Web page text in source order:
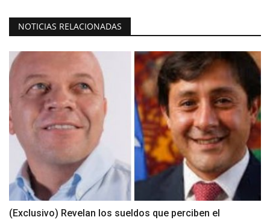
NOTICIAS RELACIONADAS
(Exclusivo) Revelan los sueldos que perciben el